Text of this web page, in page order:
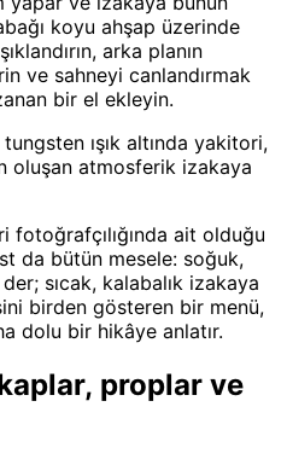
koyu ahşap üzerinde
arka planın
ve sahneyi canlandırmak
bir el ekleyin.
ışık altında yakitori,
oluşan atmosferik izakaya
fotoğrafçılığında ait olduğu
da bütün mesele: soğuk,
der; sıcak, kalabalık izakaya
birden gösteren bir menü,
dolu bir hikâye anlatır.
proplar ve